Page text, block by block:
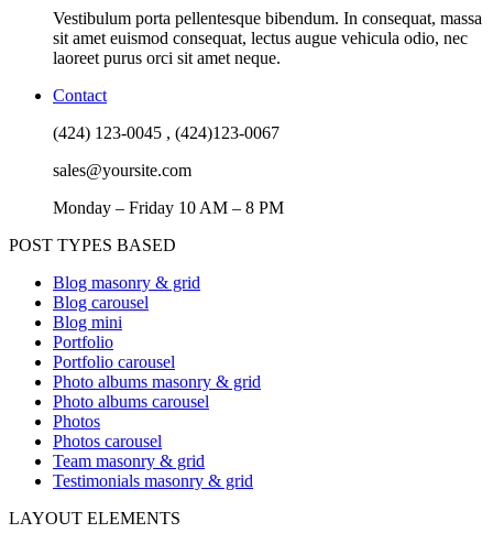
Vestibulum porta pellentesque bibendum. In consequat, massa
sit amet euismod consequat, lectus augue vehicula odio, nec
laoreet purus orci sit amet neque.
Contact
(424) 123-0045 , (424)123-0067
sales@yoursite.com
Monday – Friday 10 AM – 8 PM
POST TYPES BASED
Blog masonry & grid
Blog carousel
Blog mini
Portfolio
Portfolio carousel
Photo albums masonry & grid
Photo albums carousel
Photos
Photos carousel
Team masonry & grid
Testimonials masonry & grid
LAYOUT ELEMENTS